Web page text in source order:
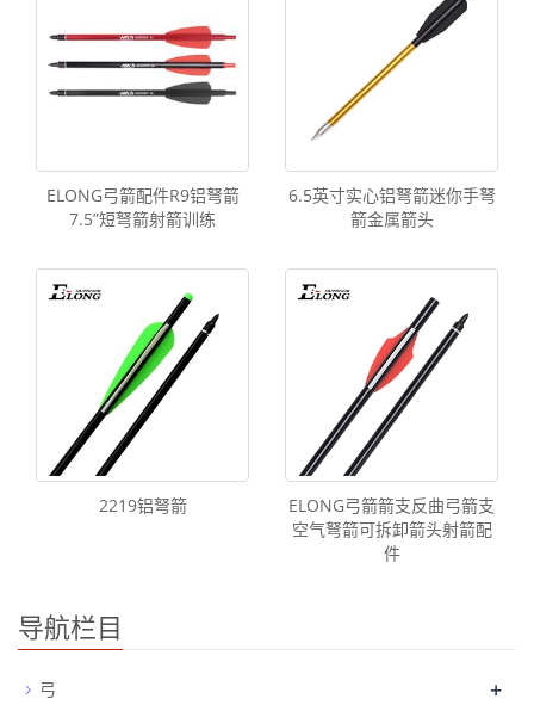
ELONG弓箭配件R9铝弩箭
7.5”短弩箭射箭训练
6.5英寸实心铝弩箭迷你手弩
箭金属箭头
2219铝弩箭
ELONG弓箭箭支反曲弓箭支
空气弩箭可拆卸箭头射箭配
件
导航栏目
弓 +